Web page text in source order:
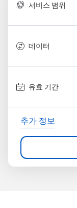
서비스 범위
데이터
유효 기간
추가 정보